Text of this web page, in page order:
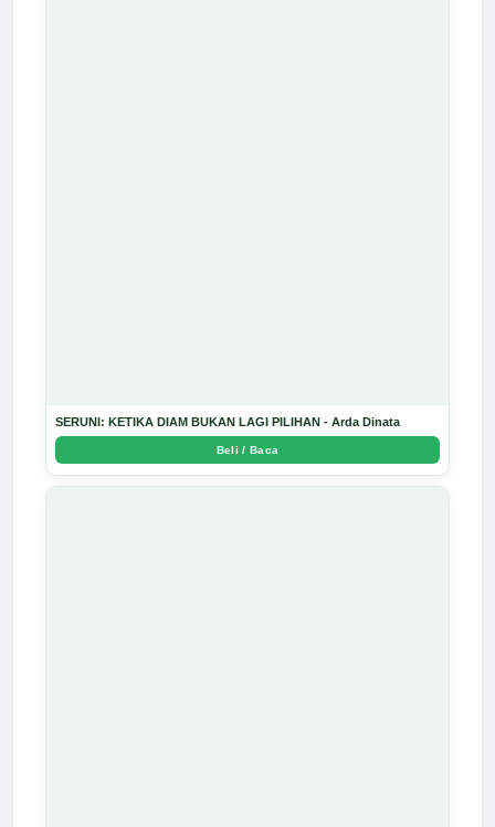
SERUNI: KETIKA DIAM BUKAN LAGI PILIHAN - Arda Dinata
Beli / Baca